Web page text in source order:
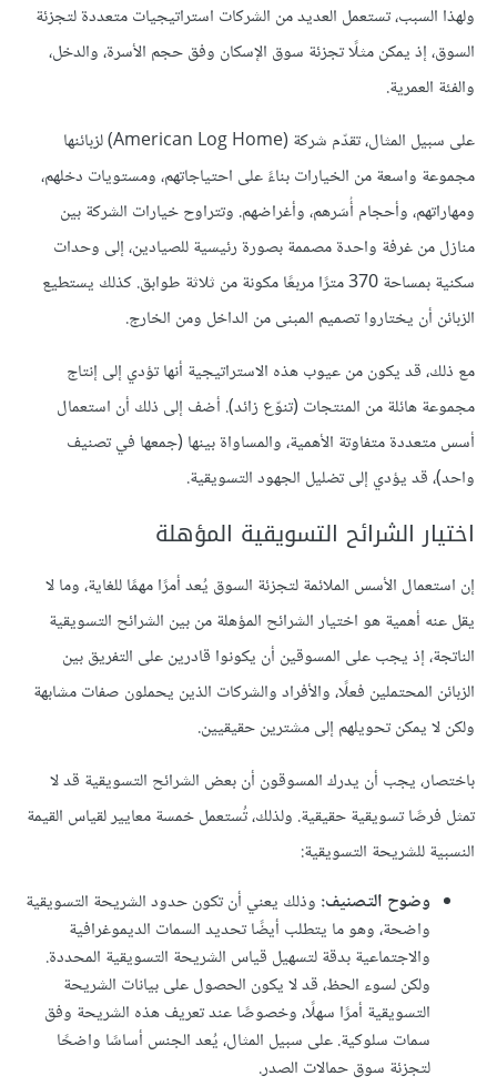
ولهذا السبب، تستعمل العديد من الشركات استراتيجيات متعددة لتجزئة
السوق، إذ يمكن مثلًا تجزئة سوق الإسكان وفق حجم الأسرة، والدخل،
والفئة العمرية.
على سبيل المثال، تقدّم شركة (American Log Home) لزبائنها
مجموعة واسعة من الخيارات بناءً على احتياجاتهم، ومستويات دخلهم،
ومهاراتهم، وأحجام أُسَرهم، وأغراضهم. وتتراوح خيارات الشركة بين
منازل من غرفة واحدة مصممة بصورة رئيسية للصيادين، إلى وحدات
سكنية بمساحة 370 مترًا مربعًا مكونة من ثلاثة طوابق. كذلك يستطيع
الزبائن أن يختاروا تصميم المبنى من الداخل ومن الخارج.
مع ذلك، قد يكون من عيوب هذه الاستراتيجية أنها تؤدي إلى إنتاج
مجموعة هائلة من المنتجات (تنوّع زائد). أضف إلى ذلك أن استعمال
أسس متعددة متفاوتة الأهمية، والمساواة بينها (جمعها في تصنيف
واحد)، قد يؤدي إلى تضليل الجهود التسويقية.
اختيار الشرائح التسويقية المؤهلة
إن استعمال الأسس الملائمة لتجزئة السوق يُعد أمرًا مهمًا للغاية، وما لا
يقل عنه أهمية هو اختيار الشرائح المؤهلة من بين الشرائح التسويقية
الناتجة، إذ يجب على المسوقين أن يكونوا قادرين على التفريق بين
الزبائن المحتملين فعلًا، والأفراد والشركات الذين يحملون صفات مشابهة
ولكن لا يمكن تحويلهم إلى مشترين حقيقيين.
باختصار، يجب أن يدرك المسوقون أن بعض الشرائح التسويقية قد لا
تمثل فرصًا تسويقية حقيقية. ولذلك، تُستعمل خمسة معايير لقياس القيمة
النسبية للشريحة التسويقية:
وضوح التصنيف: وذلك يعني أن تكون حدود الشريحة التسويقية
واضحة، وهو ما يتطلب أيضًا تحديد السمات الديموغرافية
والاجتماعية بدقة لتسهيل قياس الشريحة التسويقية المحددة.
ولكن لسوء الحظ، قد لا يكون الحصول على بيانات الشريحة
التسويقية أمرًا سهلًا، وخصوصًا عند تعريف هذه الشريحة وفق
سمات سلوكية. على سبيل المثال، يُعد الجنس أساسًا واضحًا
لتجزئة سوق حمالات الصدر.